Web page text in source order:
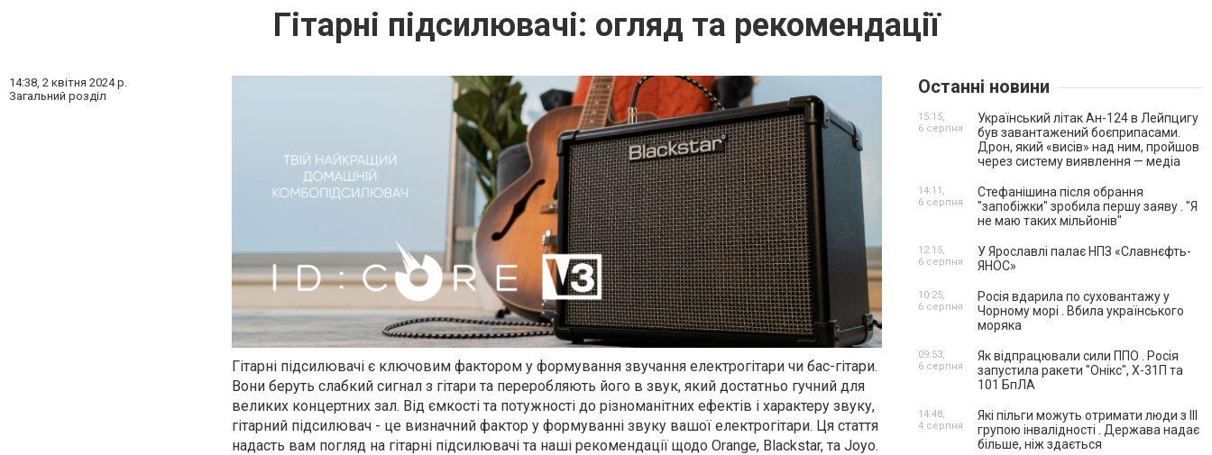
Гітарні підсилювачі: огляд та рекомендації
14:38, 2 квітня 2024 р.
Загальний розділ
Гітарні підсилювачі є ключовим фактором у формування звучання електрогітари чи бас-гітари.
Вони беруть слабкий сигнал з гітари та переробляють його в звук, який достатньо гучний для
великих концертних зал. Від ємкості та потужності до різноманітних ефектів і характеру звуку,
гітарний підсилювач - це визначний фактор у формуванні звуку вашої електрогітари. Ця стаття
надасть вам погляд на гітарні підсилювачі та наші рекомендації щодо Orange, Blackstar, та Joyo.
Останні новини
Український літак Ан-124 в Лейпцигу
був завантажений боєприпасами.
Дрон, який «висів» над ним, пройшов
через систему виявлення — медіа
15:15,
6 серпня
Стефанішина після обрання
"запобіжки" зробила першу заяву . "Я
не маю таких мільйонів"
14:11,
6 серпня
У Ярославлі палає НПЗ «Славнєфть-
ЯНОС»
12:15,
6 серпня
Росія вдарила по суховантажу у
Чорному морі . Вбила українського
моряка
10:25,
6 серпня
Як відпрацювали сили ППО . Росія
запустила ракети "Онікс", Х-31П та
101 БпЛА
09:53,
6 серпня
Які пільги можуть отримати люди з III
групою інвалідності . Держава надає
більше, ніж здається
14:48,
4 серпня